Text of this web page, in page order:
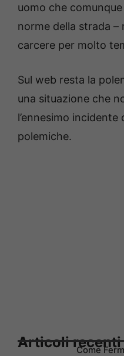
uomo che
norme della strada
carcere per molto
Sul web resta la
una situazione che
l’ennesimo
polemiche.
Articoli recenti
Come